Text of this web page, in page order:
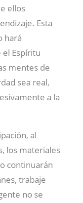
ellos
Esta
hará
Espíritu
mentes de
sea real,
a la
al
los materiales
continuarán
trabaje
no se